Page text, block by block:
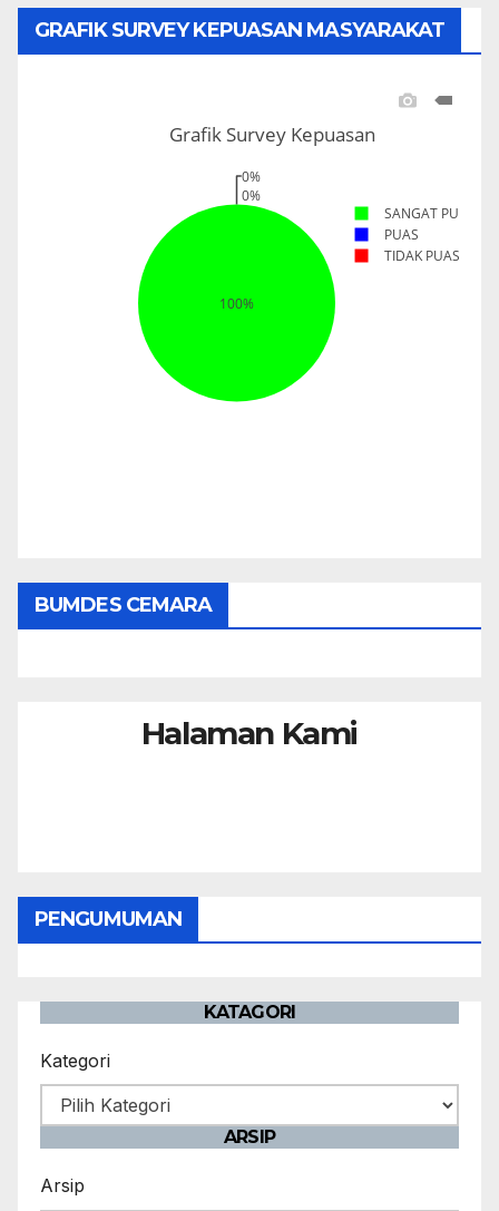
GRAFIK SURVEY KEPUASAN MASYARAKAT
BUMDES CEMARA
Halaman Kami
PENGUMUMAN
KATAGORI
Kategori
ARSIP
Arsip